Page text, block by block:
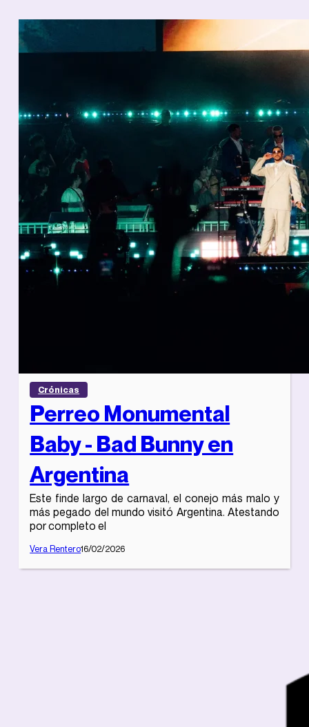
Crónicas
Perreo Monumental
Baby - Bad Bunny en
Argentina
Este finde largo de carnaval, el conejo más malo y
más pegado del mundo visitó Argentina. Atestando
por completo el
Vera Rentero16/02/2026